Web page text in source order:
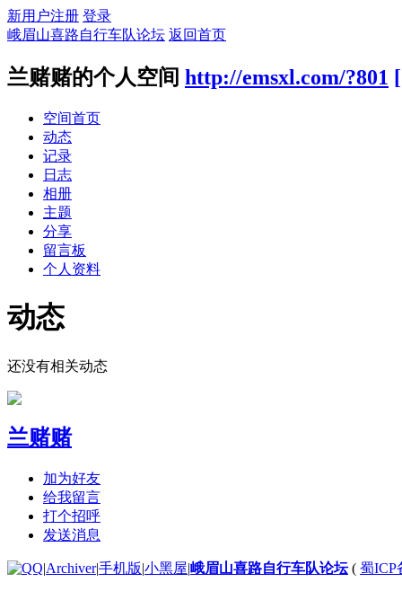
新用户注册 登录
峨眉山喜路自行车队论坛 返回首页
兰赌赌的个人空间 http://emsxl.com/?801
空间首页
动态
记录
日志
相册
主题
分享
留言板
个人资料
动态
还没有相关动态
兰赌赌
加为好友
给我留言
打个招呼
发送消息
|Archiver|手机版|小黑屋|峨眉山喜路自行车队论坛( 蜀ICP